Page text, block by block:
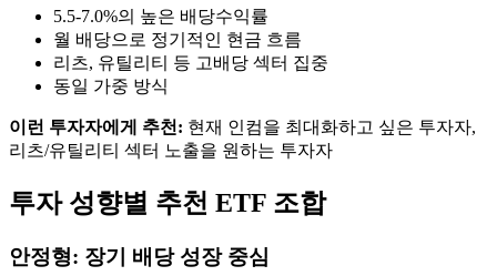
5.5-7.0%의 높은 배당수익률
월 배당으로 정기적인 현금 흐름
리츠, 유틸리티 등 고배당 섹터 집중
동일 가중 방식
이런 투자자에게 추천: 현재 인컴을 최대화하고 싶은 투자자,
리츠/유틸리티 섹터 노출을 원하는 투자자
투자 성향별 추천 ETF 조합
안정형: 장기 배당 성장 중심